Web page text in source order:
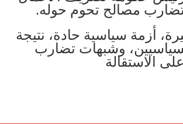
مصالح تحوم حوله.
أزمة سياسية حادة، نتيجة
وشبهات تضارب
الاستقالة